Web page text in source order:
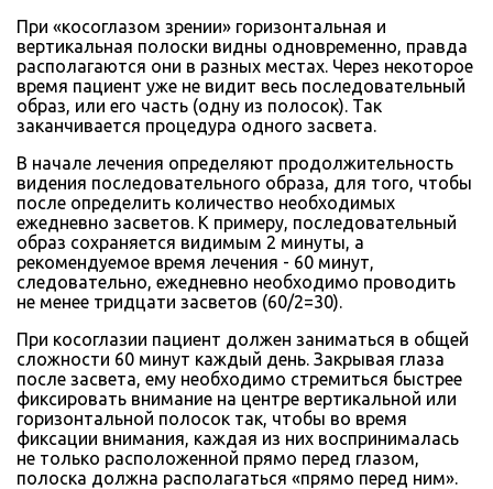
При «косоглазом зрении» горизонтальная и
вертикальная полоски видны одновременно, правда
располагаются они в разных местах. Через некоторое
время пациент уже не видит весь последовательный
образ, или его часть (одну из полосок). Так
заканчивается процедура одного засвета.
В начале лечения определяют продолжительность
видения последовательного образа, для того, чтобы
после определить количество необходимых
ежедневно засветов. К примеру, последовательный
образ сохраняется видимым 2 минуты, а
рекомендуемое время лечения - 60 минут,
следовательно, ежедневно необходимо проводить
не менее тридцати засветов (60/2=30).
При косоглазии пациент должен заниматься в общей
сложности 60 минут каждый день. Закрывая глаза
после засвета, ему необходимо стремиться быстрее
фиксировать внимание на центре вертикальной или
горизонтальной полосок так, чтобы во время
фиксации внимания, каждая из них воспринималась
не только расположенной прямо перед глазом,
полоска должна располагаться «прямо перед ним».